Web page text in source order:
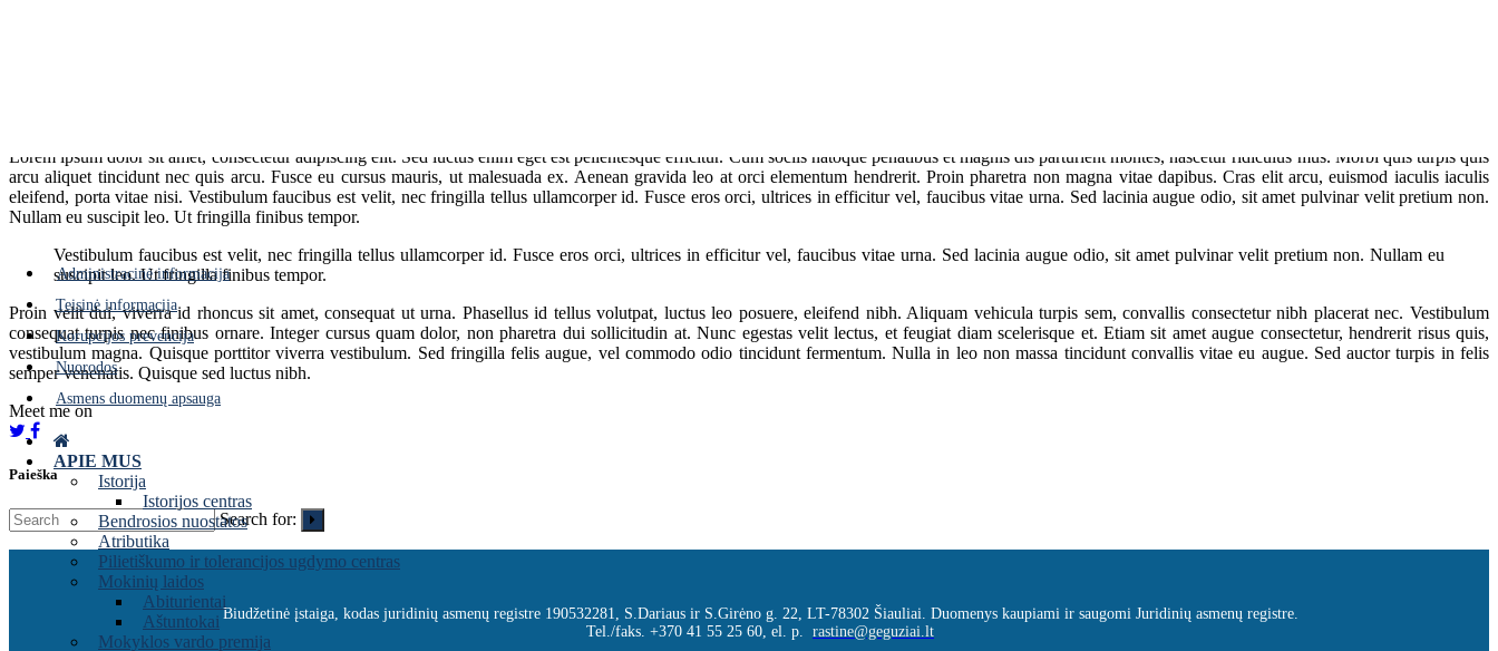
Administracinė informacija
Teisinė informacija
Korupcijos prevencija
Nuorodos
Asmens duomenų apsauga
APIE MUS
Istorija
Istorijos centras
Bendrosios nuostatos
Atributika
Pilietiškumo ir tolerancijos ugdymo centras
Mokinių laidos
Abiturientai
Aštuntokai
Mokyklos vardo premija
Lorem ipsum dolor sit amet, consectetur adipiscing elit. Sed luctus enim eget est pellentesque efficitur. Cum sociis natoque penatibus et magnis dis parturient montes, nascetur ridiculus mus. Morbi quis turpis quis
arcu aliquet tincidunt nec quis arcu. Fusce eu cursus mauris, ut malesuada ex. Aenean gravida leo at orci elementum hendrerit. Proin pharetra non magna vitae dapibus. Cras elit arcu, euismod iaculis iaculis
eleifend, porta vitae nisi. Vestibulum faucibus est velit, nec fringilla tellus ullamcorper id. Fusce eros orci, ultrices in efficitur vel, faucibus vitae urna. Sed lacinia augue odio, sit amet pulvinar velit pretium non.
Nullam eu suscipit leo. Ut fringilla finibus tempor.
Vestibulum faucibus est velit, nec fringilla tellus ullamcorper id. Fusce eros orci, ultrices in efficitur vel, faucibus vitae urna. Sed lacinia augue odio, sit amet pulvinar velit pretium non. Nullam eu
suscipit leo. Ut fringilla finibus tempor.
Proin velit dui, viverra id rhoncus sit amet, consequat ut urna. Phasellus id tellus volutpat, luctus leo posuere, eleifend nibh. Aliquam vehicula turpis sem, convallis consectetur nibh placerat nec. Vestibulum
consequat turpis nec finibus ornare. Integer cursus quam dolor, non pharetra dui sollicitudin at. Nunc egestas velit lectus, et feugiat diam scelerisque et. Etiam sit amet augue consectetur, hendrerit risus quis,
vestibulum magna. Quisque porttitor viverra vestibulum. Sed fringilla felis augue, vel commodo odio tincidunt fermentum. Nulla in leo non massa tincidunt convallis vitae eu augue. Sed auctor turpis in felis
semper venenatis. Quisque sed luctus nibh.
Meet me on
Paieška
Search for:
Biudžetinė įstaiga, kodas juridinių asmenų registre 190532281, S.Dariaus ir S.Girėno g. 22, LT-78302 Šiauliai. Duomenys kaupiami ir saugomi Juridinių asmenų registre.
Tel./faks. +370 41 55 25 60, el. p. rastine@geguziai.lt